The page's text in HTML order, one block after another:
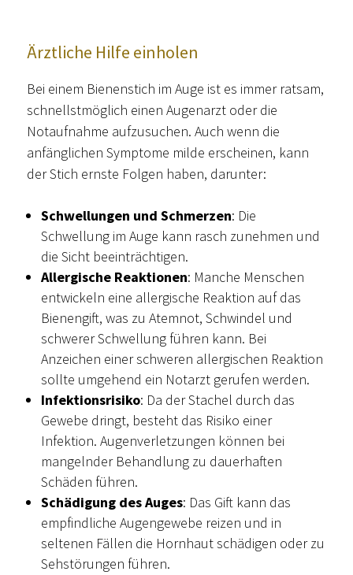
Ärztliche Hilfe einholen
Bei einem Bienenstich im Auge ist es immer ratsam,
schnellstmöglich einen Augenarzt oder die
Notaufnahme aufzusuchen. Auch wenn die
anfänglichen Symptome milde erscheinen, kann
der Stich ernste Folgen haben, darunter:
Schwellungen und Schmerzen: Die
Schwellung im Auge kann rasch zunehmen und
die Sicht beeinträchtigen.
Allergische Reaktionen: Manche Menschen
entwickeln eine allergische Reaktion auf das
Bienengift, was zu Atemnot, Schwindel und
schwerer Schwellung führen kann. Bei
Anzeichen einer schweren allergischen Reaktion
sollte umgehend ein Notarzt gerufen werden.
Infektionsrisiko: Da der Stachel durch das
Gewebe dringt, besteht das Risiko einer
Infektion. Augenverletzungen können bei
mangelnder Behandlung zu dauerhaften
Schäden führen.
Schädigung des Auges: Das Gift kann das
empfindliche Augengewebe reizen und in
seltenen Fällen die Hornhaut schädigen oder zu
Sehstörungen führen.